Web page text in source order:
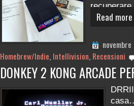
Read
Homebrew/Indie, Intellivision, Recensioni
DONKEY 2 KONG ARCADE